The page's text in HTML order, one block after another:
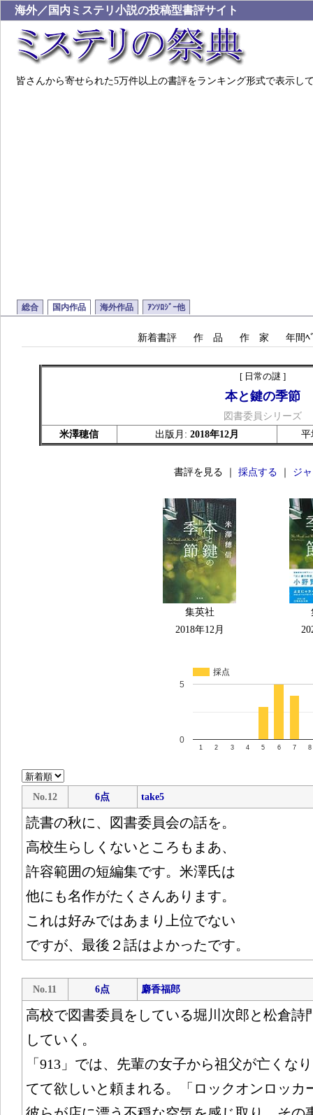
海外／国内ミステリ小説の投稿型書評サイト
皆さんから寄せられた5万件以上の書評をランキング形式で表示し
総合 国内作品 海外作品 ｱﾝｿﾛｼﾞｰ他
新着書評 作 品 作 家 年間ﾍ
[ 日常の謎 ]
本と鍵の季節
図書委員シリーズ
米澤穂信
出版月: 2018年12月
書評を見る ｜ 採点する ジ
集英社
2018年12月
採点
1 2 3 4 5 6 7 8
0
5
No.12 6点 take5
読書の秋に、図書委員会の話を。
高校生らしくないところもまあ、
許容範囲の短編集です。米澤氏は
他にも名作がたくさんあります。
これは好みではあまり上位でない
ですが、最後２話はよかったです。
No.11 6点 麝香福郎
高校で図書委員をしている堀川次郎と松倉詩
していく。
「913」では、先輩の女子から祖父が亡くな
てて欲しいと頼まれる。「ロックオンロッカ